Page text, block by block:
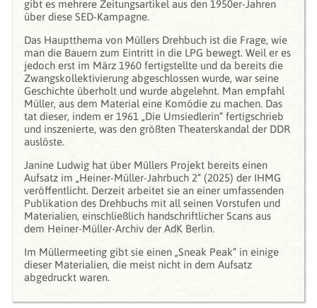
gibt es mehrere Zeitungsartikel aus den 1950er-Jahren
über diese SED-Kampagne.
Das Hauptthema von Müllers Drehbuch ist die Frage, wie
man die Bauern zum Eintritt in die LPG bewegt. Weil er es
jedoch erst im März 1960 fertigstellte und da bereits die
Zwangskollektivierung abgeschlossen wurde, war seine
Geschichte überholt und wurde abgelehnt. Man empfahl
Müller, aus dem Material eine Komödie zu machen. Das
tat dieser, indem er 1961 „Die Umsiedlerin“ fertigschrieb
und inszenierte, was den größten Theaterskandal der DDR
auslöste.
Janine Ludwig hat über Müllers Projekt bereits einen
Aufsatz im „Heiner-Müller-Jahrbuch 2“ (2025) der IHMG
veröffentlicht. Derzeit arbeitet sie an einer umfassenden
Publikation des Drehbuchs mit all seinen Vorstufen und
Materialien, einschließlich handschriftlicher Scans aus
dem Heiner-Müller-Archiv der AdK Berlin.
Im Müllermeeting gibt sie einen „Sneak Peak“ in einige
dieser Materialien, die meist nicht in dem Aufsatz
abgedruckt waren.